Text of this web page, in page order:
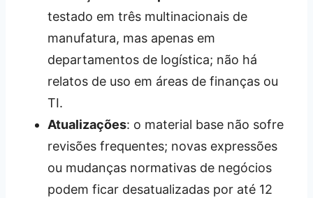
testado em três multinacionais de
manufatura, mas apenas em
departamentos de logística; não há
relatos de uso em áreas de finanças ou
TI.
Atualizações: o material base não sofre
revisões frequentes; novas expressões
ou mudanças normativas de negócios
podem ficar desatualizadas por até 12